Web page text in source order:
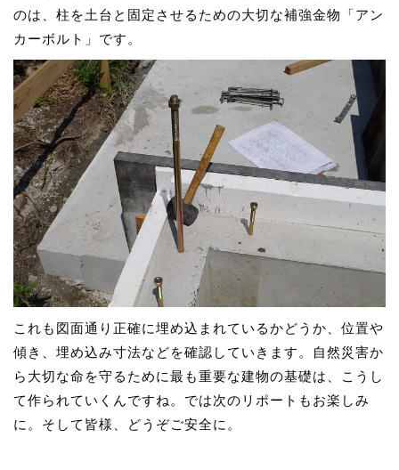
のは、柱を土台と固定させるための大切な補強金物「アン
カーボルト」です。
これも図面通り正確に埋め込まれているかどうか、位置や
傾き、埋め込み寸法などを確認していきます。自然災害か
ら大切な命を守るために最も重要な建物の基礎は、こうし
て作られていくんですね。では次のリポートもお楽しみ
に。そして皆様、どうぞご安全に。